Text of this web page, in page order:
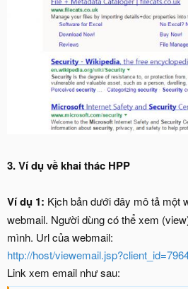
3.Ví dụ về khai thác HPP
Ví dụ 1: Kịch bản dưới đây mô tả một
webmail. Người dùng có thể xem
mình. Url của webmail:
http://host/
Link xem email như sau: